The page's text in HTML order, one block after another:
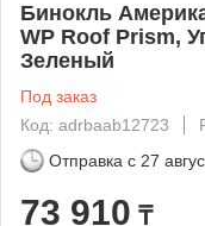
Бинокль
WP Roof Prism,
Зеленый
Под заказ
Код: adrbaab12723
Отправка с 27
73 910 ₸